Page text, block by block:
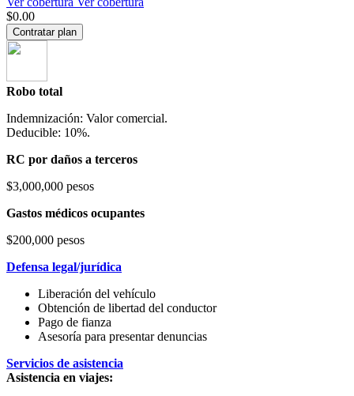
$0.00
Contratar plan
Robo total
Indemnización: Valor comercial.
Deducible: 10%.
RC por daños a terceros
$3,000,000 pesos
Gastos médicos ocupantes
$200,000 pesos
Defensa legal/jurídica
Liberación del vehículo
Obtención de libertad del conductor
Pago de fianza
Asesoría para presentar denuncias
Servicios de asistencia
Asistencia en viajes: